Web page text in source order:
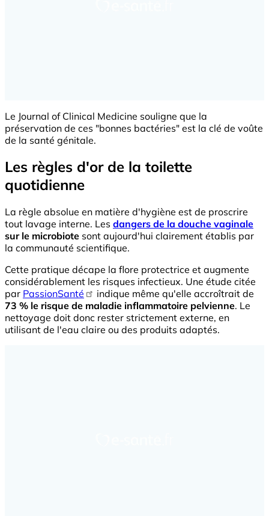
Le Journal of Clinical Medicine souligne que la
préservation de ces "bonnes bactéries" est la clé de voûte
de la santé génitale.
Les règles d'or de la toilette
quotidienne
La règle absolue en matière d'hygiène est de proscrire
tout lavage interne. Les dangers de la douche vaginale
sur le microbiote sont aujourd'hui clairement établis par
la communauté scientifique.
Cette pratique décape la flore protectrice et augmente
considérablement les risques infectieux. Une étude citée
par PassionSanté
indique même qu'elle accroîtrait de
73 % le risque de maladie inflammatoire pelvienne. Le
nettoyage doit donc rester strictement externe, en
utilisant de l'eau claire ou des produits adaptés.